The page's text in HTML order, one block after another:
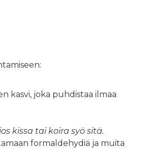
kasvi, joka puhdistaa ilmaa
kissa tai koira syö sitä.
formaldehydiä ja muita